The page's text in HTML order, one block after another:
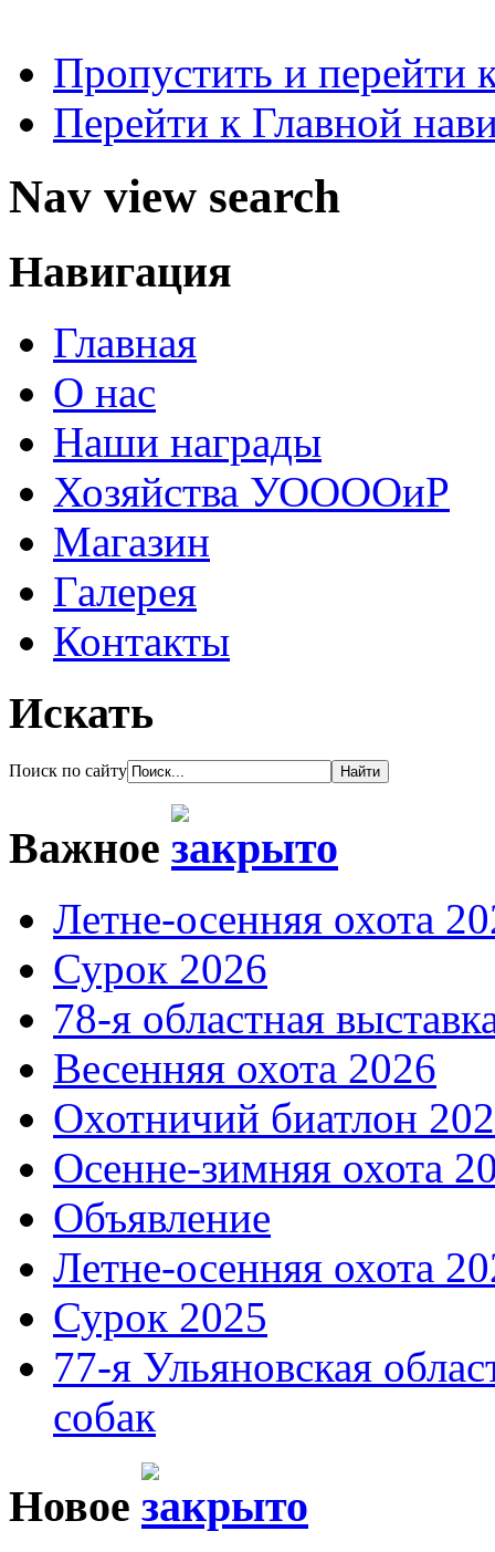
Пропустить и перейти
Перейти к Главной
Nav view search
Навигация
Главная
О нас
Наши награды
Хозяйства УООООиР
Магазин
Галерея
Контакты
Искать
Поиск по сайту
Важное
Летне-осенняя охота
Сурок 2026
78-я областная
Весенняя охота 2026
Охотничий биатлон
Осенне-зимняя охота
Объявление
Летне-осенняя охота
Сурок 2025
77-я Ульяновская
собак
Новое